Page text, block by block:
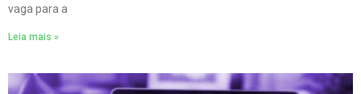
vaga para a
Leia mais »